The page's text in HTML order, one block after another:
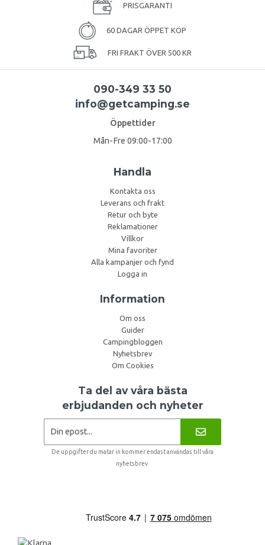
PRISGARANTI
60 DAGAR ÖPPET KÖP
FRI FRAKT ÖVER 500 KR
090-349 33 50
info@getcamping.se
Öppettider
Mån-Fre 09:00-17:00
Handla
Kontakta oss
Leverans och frakt
Retur och byte
Reklamationer
Villkor
Mina favoriter
Alla kampanjer och fynd
Logga in
Information
Om oss
Guider
Campingbloggen
Nyhetsbrev
Om Cookies
Ta del av våra bästa
erbjudanden och nyheter
De uppgifter du matar in kommer endast användas till våra
nyhetsbrev.